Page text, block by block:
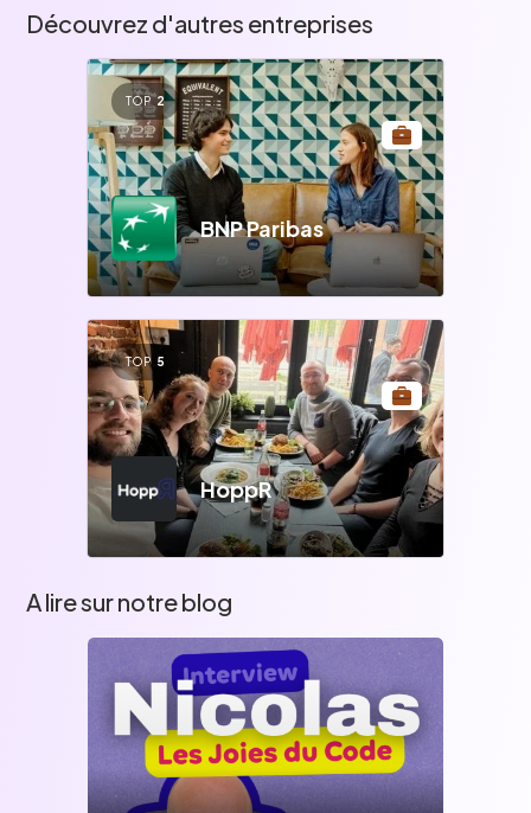
Découvrez d'autres entreprises
TOP 2
BNP Paribas
TOP 5
HoppR
A lire sur notre blog